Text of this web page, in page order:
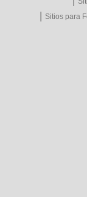
| Sitios para